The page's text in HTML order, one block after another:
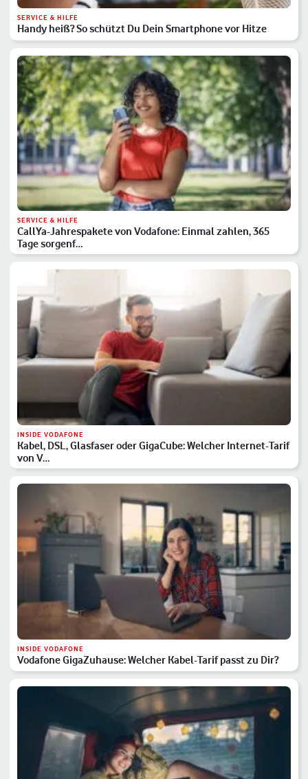
SERVICE & HILFE
Handy heiß? So schützt Du Dein Smartphone vor Hitze
SERVICE & HILFE
CallYa-Jahrespakete von Vodafone: Einmal zahlen, 365
Tage sorgenf…
INSIDE VODAFONE
Kabel, DSL, Glasfaser oder GigaCube: Welcher Internet-Tarif
von V…
INSIDE VODAFONE
Vodafone GigaZuhause: Welcher Kabel-Tarif passt zu Dir?